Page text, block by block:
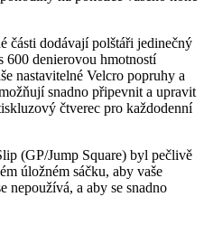
části dodávají polštáři jedinečný
600 denierovou hmotností
nastavitelné Velcro popruhy a
snadno připevnit a upravit
čtverec pro každodenní
(GP/Jump Square) byl pečlivě
úložném sáčku, aby vaše
nepoužívá, a aby se snadno